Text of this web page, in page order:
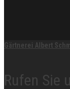
Gärtnerei Albert
Rufen Sie